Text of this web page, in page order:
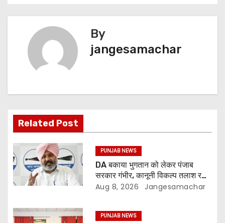
By
jangesamachar
Related Post
PUNJAB NEWS
DA बकाया भुगतान को लेकर पंजाब
सरकार गंभीर, कानूनी विकल्प तलाश रही:
वित्त मंत्री; 27 अगस्त की हड़ताल की
Aug 8, 2026 Jangesamachar
PUNJAB NEWS